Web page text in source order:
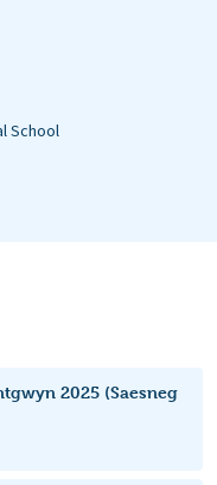
School
2025 (Saesneg